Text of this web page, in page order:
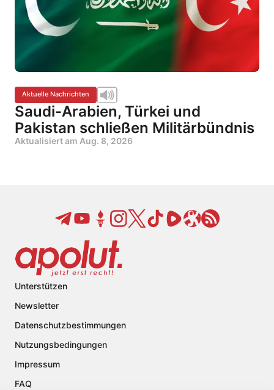
Aktuelle Nachrichten
Saudi-Arabien, Türkei und
Pakistan schließen Militärbündnis
Aktualisiert am Aug. 8, 2026
Unterstützen
Newsletter
Datenschutzbestimmungen
Nutzungsbedingungen
Impressum
FAQ